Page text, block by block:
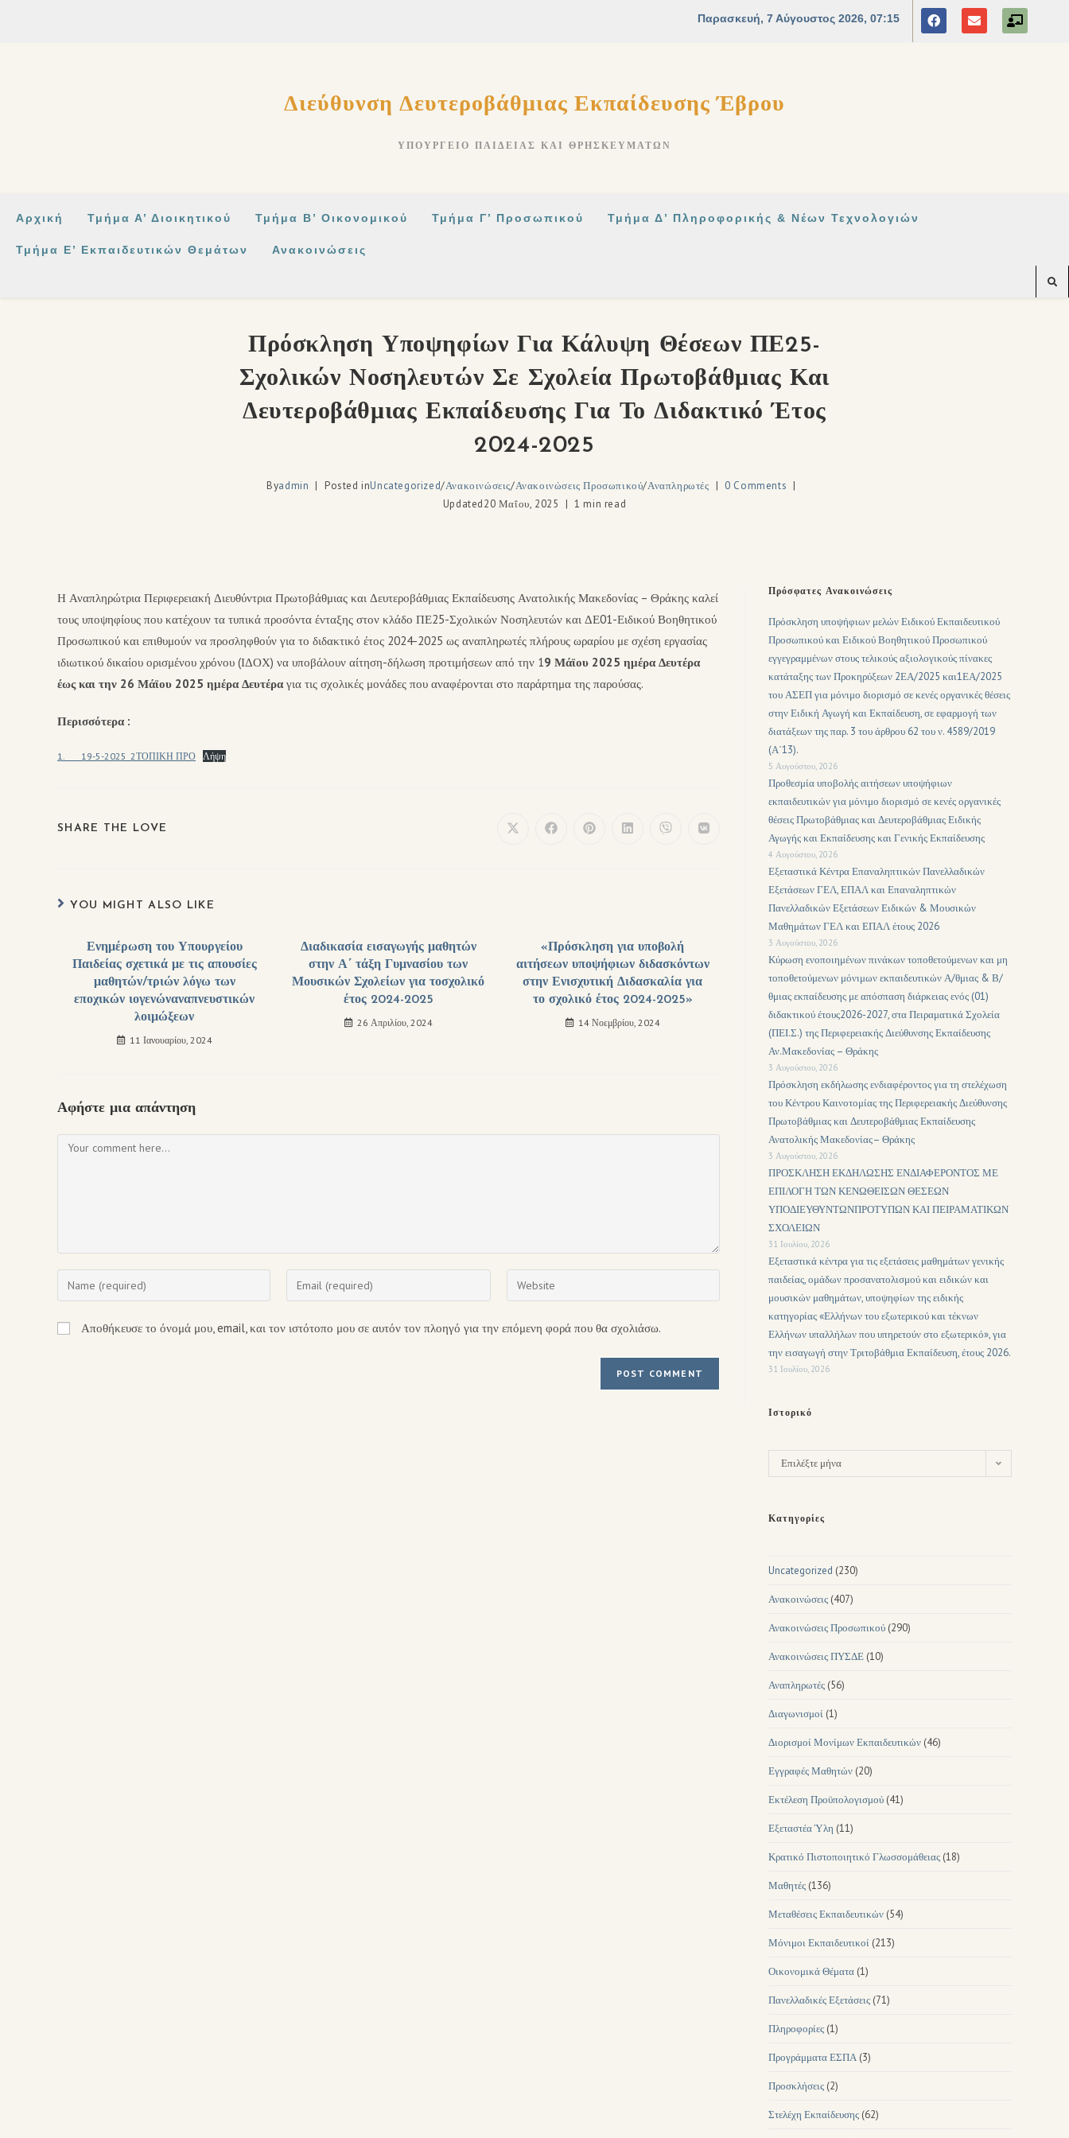
Διεύθυνση Δευτεροβάθμιας Εκπαίδευσης Έβρου
ΥΠΟΥΡΓΕΊΟ ΠΑΙΔΕΊΑΣ ΚΑΙ ΘΡΗΣΚΕΥΜΆΤΩΝ
Αρχική Τμήμα Α’ Διοικητικού Τμήμα Β’ Οικονομικού Τμήμα Γ’ Προσωπικού Τμήμα Δ’ Πληροφορικής & Νέων Τεχνολογιών
Τμήμα Ε’ Εκπαιδευτικών Θεμάτων Ανακοινώσεις
Πρόσκληση Υποψηφίων Για Κάλυψη Θέσεων ΠΕ25-
Σχολικών Νοσηλευτών Σε Σχολεία Πρωτοβάθμιας Και
Δευτεροβάθμιας Εκπαίδευσης Για Το Διδακτικό Έτος
2024-2025
Byadmin Posted inUncategorized/Ανακοινώσεις/Ανακοινώσεις Προσωπικού/Αναπληρωτές
0 Comments
Updated20 Μαΐου, 2025 1 min read
Η Αναπληρώτρια Περιφερειακή Διευθύντρια Πρωτοβάθμιας και Δευτεροβάθμιας Εκπαίδευσης Ανατολικής Μακεδονίας – Θράκης καλεί
τους υποψηφίους που κατέχουν τα τυπικά προσόντα ένταξης στον κλάδο ΠΕ25-Σχολικών Νοσηλευτών και ΔΕ01-Ειδικού Βοηθητικού
Προσωπικού και επιθυμούν να προσληφθούν για το διδακτικό έτος 2024-2025 ως αναπληρωτές πλήρους ωραρίου με σχέση εργασίας
ιδιωτικού δικαίου ορισμένου χρόνου (ΙΔΟΧ) να υποβάλουν αίτηση-δήλωση προτιμήσεων από την 19 Μάϊου 2025 ημέρα Δευτέρα
έως και την 26 Μάϊου 2025 ημέρα Δευτέρα για τις σχολικές μονάδες που αναφέρονται στο παράρτημα της παρούσας.
Περισσότερα :
1.____19-5-2025_2ΤΟΠΙΚΗ ΠΡΟ Λήψη
SHARE THE LOVE
YOU MIGHT ALSO LIKE
Ενημέρωση του Υπουργείου
Παιδείας σχετικά με τις απουσίες
μαθητών/τριών λόγω των
εποχικών ιογενώναναπνευστικών
λοιμώξεων
11 Ιανουαρίου, 2024
Διαδικασία εισαγωγής μαθητών
στην Α΄ τάξη Γυμνασίου των
Μουσικών Σχολείων για τοσχολικό
έτος 2024-2025
26 Απριλίου, 2024
«Πρόσκληση για υποβολή
αιτήσεων υποψήφιων διδασκόντων
στην Ενισχυτική Διδασκαλία για
το σχολικό έτος 2024-2025»
14 Νοεμβρίου, 2024
Αφήστε μια απάντηση
Αποθήκευσε το όνομά μου, email, και τον ιστότοπο μου σε αυτόν τον πλοηγό για την επόμενη φορά που θα σχολιάσω.
Πρόσφατες Ανακοινώσεις
Πρόσκληση υποψήφιων μελών Ειδικού Εκπαιδευτικού
Προσωπικού και Ειδικού Βοηθητικού Προσωπικού
εγγεγραμμένων στους τελικούς αξιολογικούς πίνακες
κατάταξης των Προκηρύξεων 2ΕΑ/2025 και1ΕΑ/2025
του ΑΣΕΠ για μόνιμο διορισμό σε κενές οργανικές θέσεις
στην Ειδική Αγωγή και Εκπαίδευση, σε εφαρμογή των
διατάξεων της παρ. 3 του άρθρου 62 του ν. 4589/2019
(Α΄13).
5 Αυγούστου, 2026
Προθεσμία υποβολής αιτήσεων υποψήφιων
εκπαιδευτικών για μόνιμο διορισμό σε κενές οργανικές
θέσεις Πρωτοβάθμιας και Δευτεροβάθμιας Ειδικής
Αγωγής και Εκπαίδευσης και Γενικής Εκπαίδευσης
4 Αυγούστου, 2026
Εξεταστικά Κέντρα Επαναληπτικών Πανελλαδικών
Εξετάσεων ΓΕΛ, ΕΠΑΛ και Επαναληπτικών
Πανελλαδικών Εξετάσεων Ειδικών & Μουσικών
Μαθημάτων ΓΕΛ και ΕΠΑΛ έτους 2026
3 Αυγούστου, 2026
Κύρωση ενοποιημένων πινάκων τοποθετούμενων και μη
τοποθετούμενων μόνιμων εκπαιδευτικών Α/θμιας & Β/
θμιας εκπαίδευσης με απόσπαση διάρκειας ενός (01)
διδακτικού έτους2026-2027, στα Πειραματικά Σχολεία
(ΠΕΙ.Σ.) της Περιφερειακής Διεύθυνσης Εκπαίδευσης
Αν.Μακεδονίας – Θράκης
3 Αυγούστου, 2026
Πρόσκληση εκδήλωσης ενδιαφέροντος για τη στελέχωση
του Κέντρου Καινοτομίας της Περιφερειακής Διεύθυνσης
Πρωτοβάθμιας και Δευτεροβάθμιας Εκπαίδευσης
Ανατολικής Μακεδονίας– Θράκης
3 Αυγούστου, 2026
ΠΡΟΣΚΛΗΣΗ ΕΚΔΗΛΩΣΗΣ ΕΝΔΙΑΦΕΡΟΝΤΟΣ ΜΕ
ΕΠΙΛΟΓΗ ΤΩΝ ΚΕΝΩΘΕΙΣΩΝ ΘΕΣΕΩΝ
ΥΠΟΔΙΕΥΘΥΝΤΩΝΠΡΟΤΥΠΩΝ ΚΑΙ ΠΕΙΡΑΜΑΤΙΚΩΝ
ΣΧΟΛΕΙΩΝ
31 Ιουλίου, 2026
Εξεταστικά κέντρα για τις εξετάσεις μαθημάτων γενικής
παιδείας, ομάδων προσανατολισμού και ειδικών και
μουσικών μαθημάτων, υποψηφίων της ειδικής
κατηγορίας «Ελλήνων του εξωτερικού και τέκνων
Ελλήνων υπαλλήλων που υπηρετούν στο εξωτερικό», για
την εισαγωγή στην Τριτοβάθμια Εκπαίδευση, έτους 2026.
31 Ιουλίου, 2026
Ιστορικό
Επιλέξτε μήνα
Κατηγορίες
Uncategorized (230)
Ανακοινώσεις (407)
Ανακοινώσεις Προσωπικού (290)
Ανακοινώσεις ΠΥΣΔΕ (10)
Αναπληρωτές (56)
Διαγωνισμοί (1)
Διορισμοί Μονίμων Εκπαιδευτικών (46)
Εγγραφές Μαθητών (20)
Εκτέλεση Προϋπολογισμού (41)
Εξεταστέα Ύλη (11)
Κρατικό Πιστοποιητικό Γλωσσομάθειας (18)
Μαθητές (136)
Μεταθέσεις Εκπαιδευτικών (54)
Μόνιμοι Εκπαιδευτικοί (213)
Οικονομικά Θέματα (1)
Πανελλαδικές Εξετάσεις (71)
Πληροφορίες (1)
Προγράμματα ΕΣΠΑ (3)
Προσκλήσεις (2)
Στελέχη Εκπαίδευσης (62)